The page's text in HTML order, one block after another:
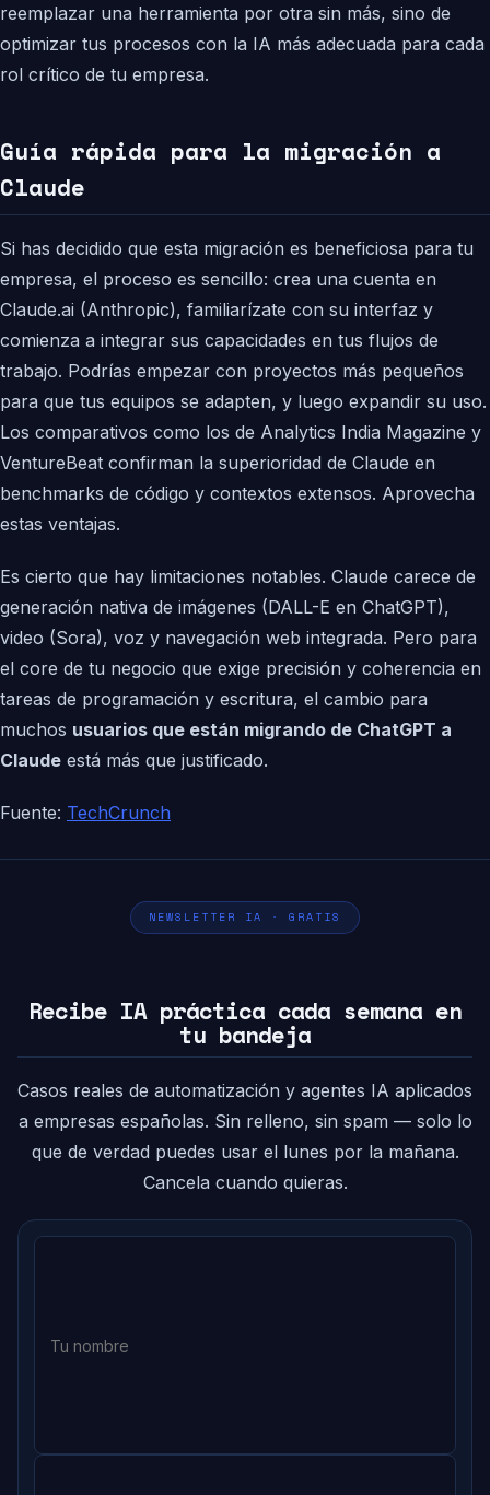
reemplazar una herramienta por otra sin más, sino de
optimizar tus procesos con la IA más adecuada para cada
rol crítico de tu empresa.
Guía rápida para la migración a
Claude
Si has decidido que esta migración es beneficiosa para tu
empresa, el proceso es sencillo: crea una cuenta en
Claude.ai (Anthropic), familiarízate con su interfaz y
comienza a integrar sus capacidades en tus flujos de
trabajo. Podrías empezar con proyectos más pequeños
para que tus equipos se adapten, y luego expandir su uso.
Los comparativos como los de Analytics India Magazine y
VentureBeat confirman la superioridad de Claude en
benchmarks de código y contextos extensos. Aprovecha
estas ventajas.
Es cierto que hay limitaciones notables. Claude carece de
generación nativa de imágenes (DALL-E en ChatGPT),
video (Sora), voz y navegación web integrada. Pero para
el core de tu negocio que exige precisión y coherencia en
tareas de programación y escritura, el cambio para
muchos usuarios que están migrando de ChatGPT a
Claude está más que justificado.
Fuente: TechCrunch
NEWSLETTER IA · GRATIS
Recibe IA práctica cada semana en
tu bandeja
Casos reales de automatización y agentes IA aplicados
a empresas españolas. Sin relleno, sin spam — solo lo
que de verdad puedes usar el lunes por la mañana.
Cancela cuando quieras.